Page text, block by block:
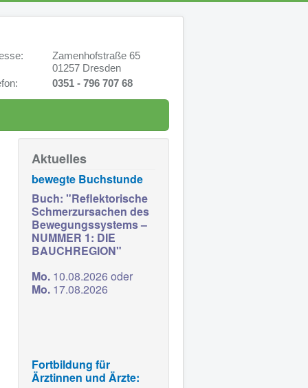
Zamenhofstraße 65
01257 Dresden
0351 - 796 707 68
Aktuelles
bewegte Buchstunde
Buch: "Reflektorische
Schmerzursachen des
Bewegungssystems –
NUMMER 1: DIE
BAUCHREGION"
Mo. 10.08.2026 oder
Mo. 17.08.2026
Fortbildung für
Ärztinnen und Ärzte: